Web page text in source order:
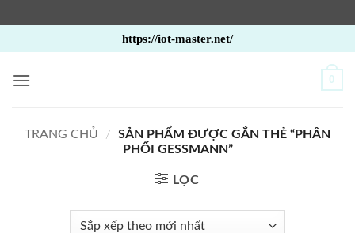
qua
nội
https://iot-master.net/
0
TRANG CHỦ /
SẢN PHẨM ĐƯỢC GẮN THẺ “PHÂN
PHỐI GESSMANN”
LỌC